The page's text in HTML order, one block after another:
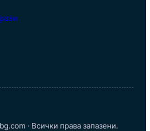
· Всички права запазени.